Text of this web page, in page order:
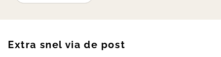
Extra snel via de post